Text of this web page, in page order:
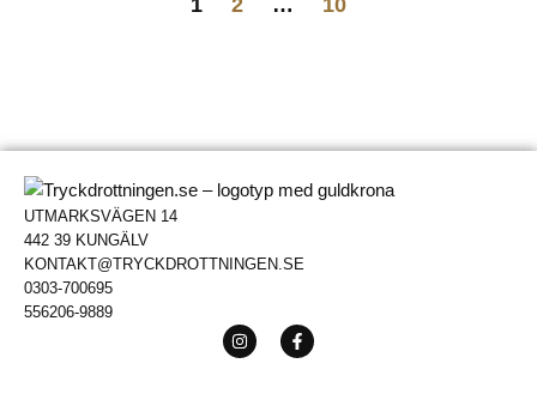
UTMARKSVÄGEN 14
442 39 KUNGÄLV
KONTAKT@TRYCKDROTTNINGEN.SE
0303-700695
556206-9889